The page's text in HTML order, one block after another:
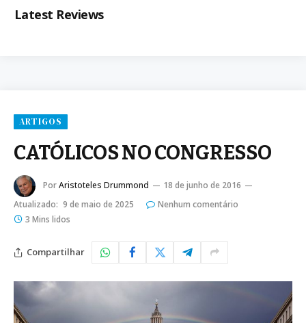
Latest Reviews
ARTIGOS
CATÓLICOS NO CONGRESSO
PorAristoteles Drummond
18 de junho de 2016
Atualizado: 9 de maio de 2025
Nenhum comentário
3 Mins lidos
Compartilhar